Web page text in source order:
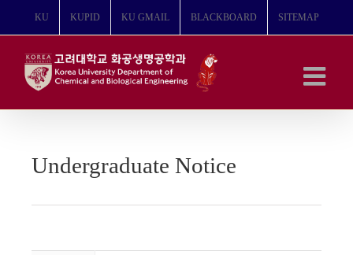
뛰
KU KUPID KU GMAIL BLACKBOARD SITEMAP
Undergraduate Notice